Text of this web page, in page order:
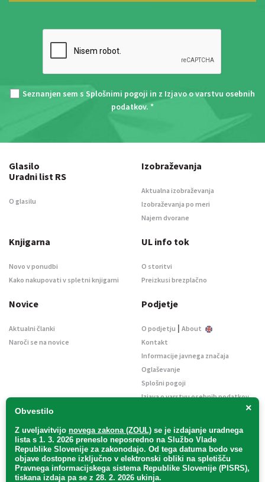
Seznanjen sem s Splošnimi pogoji in z Izjavo o varstvu osebnih
podatkov. *
×
Obvestilo
Z uveljavitvijo novega zakona (ZOUL) se je izdajanje uradnega
lista s 1. 3. 2026 preneslo neposredno na Službo Vlade
Republike Slovenije za zakonodajo. Od tega datuma bodo vse
objave dostopne izključno v elektronski obliki na spletišču
Pravnega informacijskega sistema Republike Slovenije (PISRS),
tiskana izdaja pa se z 28. 2. 2026 ukinja.
Glasilo
Uradni list RS
O glasilu
Izobraževanja
Aktualna izobraževanja
Izobraževanja po meri
Najem dvorane
Knjigarna
Novo v ponudbi
Kako nakupovati v spletni knjigarni
UL info tok
O storitvi
Preizkusi brezplačno
Novice
Aktualni članki
Naroči se na novice
Podjetje
O podjetju | About
Kontakt
Informacije javnega značaja
Oglaševanje
Splošni pogoji
Izjava o varstvu osebnih podatkov
Uradni list d. o. o. – v likvidaciji / Vse pravice pridržane.